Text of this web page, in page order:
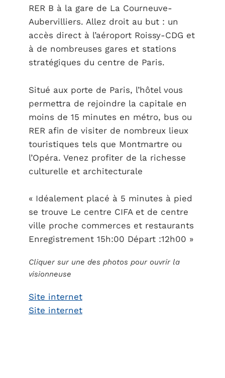
RER B à la gare de La Courneuve-
Aubervilliers. Allez droit au but : un
accès direct à l’aéroport Roissy-CDG et
à de nombreuses gares et stations
stratégiques du centre de Paris.
Situé aux porte de Paris, l’hôtel vous
permettra de rejoindre la capitale en
moins de 15 minutes en métro, bus ou
RER afin de visiter de nombreux lieux
touristiques tels que Montmartre ou
l’Opéra. Venez profiter de la richesse
culturelle et architecturale
« Idéalement placé à 5 minutes à pied
se trouve Le centre CIFA et de centre
ville proche commerces et restaurants
Enregistrement 15h:00 Départ :12h00 »
Cliquer sur une des photos pour ouvrir la
visionneuse
Site internet
Site internet